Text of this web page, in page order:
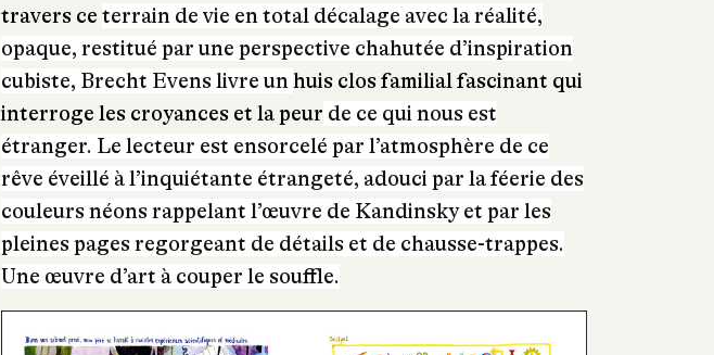
travers ce terrain de vie en total décalage avec la réalité,
opaque, restitué par une perspective chahutée d’inspiration
cubiste, Brecht Evens livre unhuis clos familial fascinant qui
interroge les croyances et la peur de ce qui nous est
étranger. Le lecteur est ensorcelé par l’atmosphère de ce
rêve éveillé à l’inquiétante étrangeté, adouci par la féerie des
couleurs néons rappelant l’œuvre de Kandinsky et par les
pleines pages regorgeant de détails et de chausse-trappes.
Une œuvre d’art à couper le souffle.